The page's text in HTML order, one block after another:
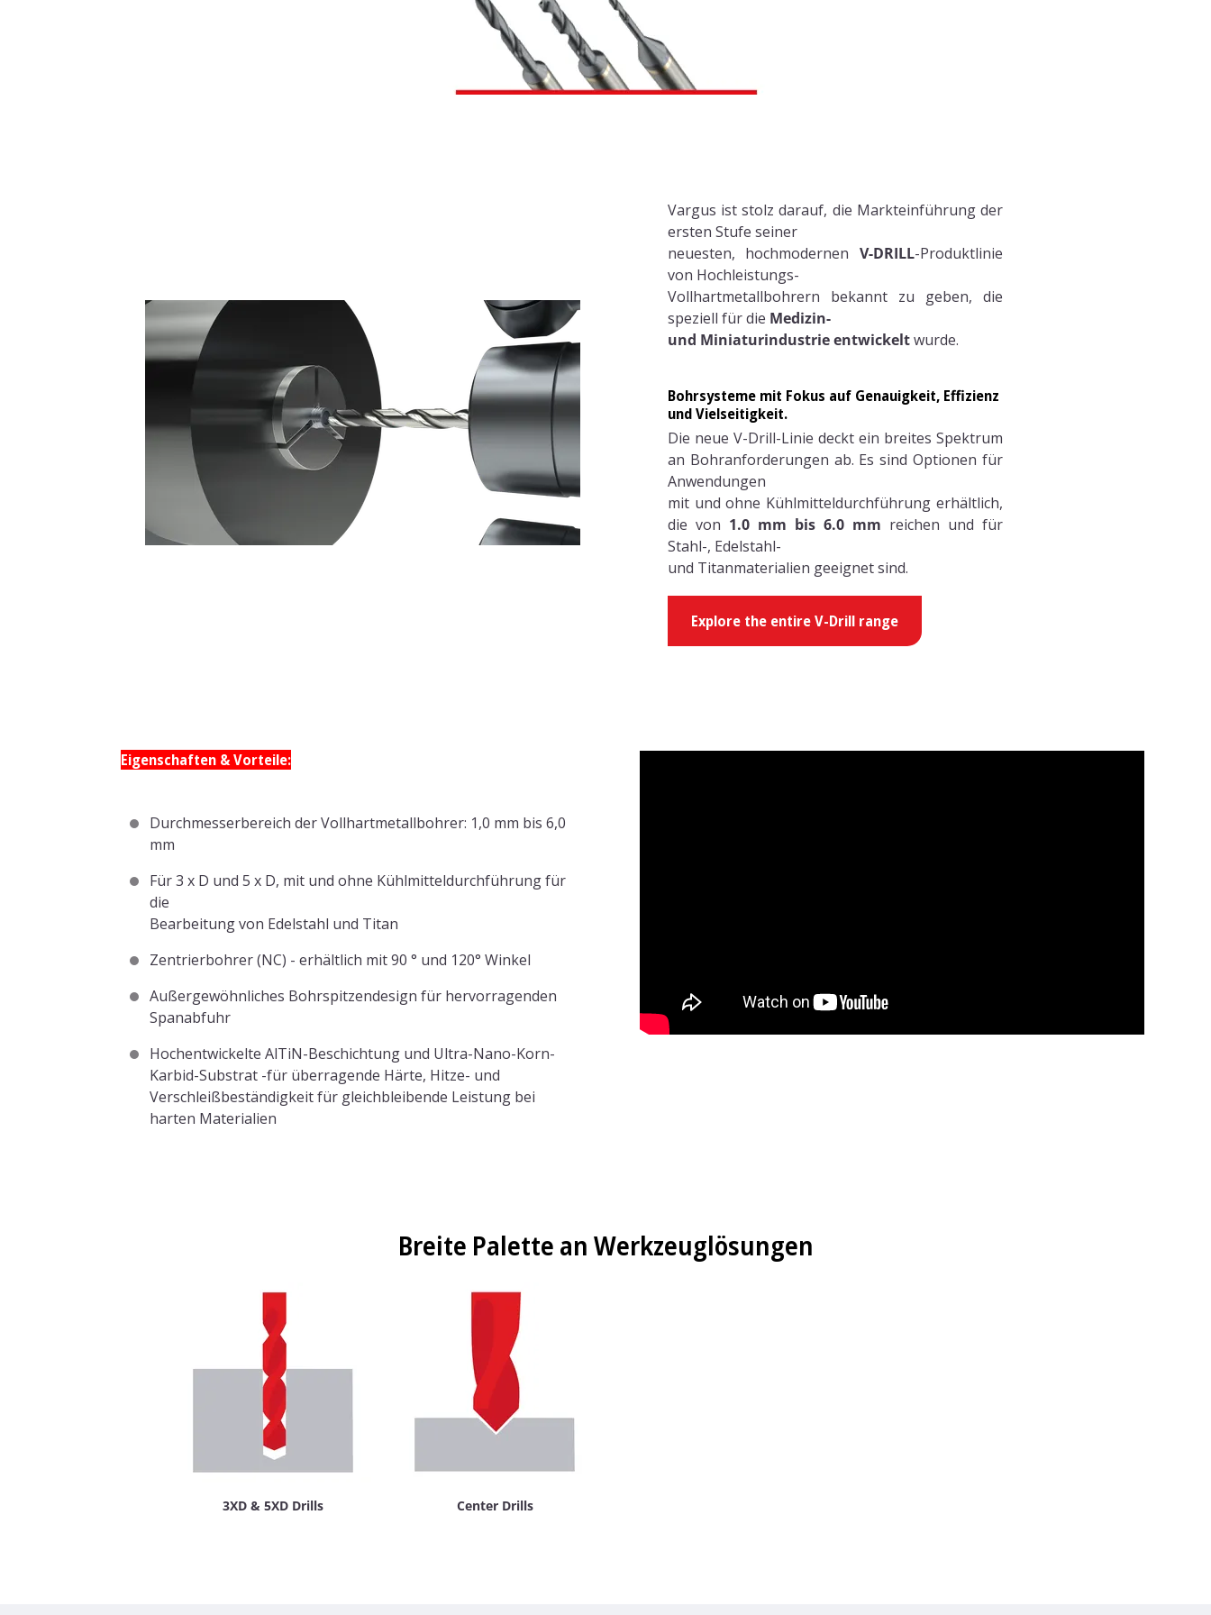
Vargus ist stolz darauf, die Markteinführung der
ersten Stufe seiner
neuesten, hochmodernen V-DRILL-Produktlinie
von Hochleistungs-
Vollhartmetallbohrern bekannt zu geben, die
speziell für die Medizin-
und Miniaturindustrie entwickeltwurde.
Bohrsysteme mit Fokus auf Genauigkeit, Effizienz
und Vielseitigkeit.
Die neue V-Drill-Linie deckt ein breites Spektrum
an Bohranforderungen ab. Es sind Optionen für
Anwendungen
mit und ohne Kühlmitteldurchführung erhältlich,
die von 1.0 mm bis 6.0 mm reichen und für
Stahl-, Edelstahl-
und Titanmaterialien geeignet sind.
Explore the entire V-Drill range
Eigenschaften & Vorteile:
Durchmesserbereich der Vollhartmetallbohrer: 1,0 mm bis 6,0
mm
Für 3 x D und 5 x D, mit und ohne Kühlmitteldurchführung für
die
Bearbeitung von Edelstahl und Titan
Zentrierbohrer (NC) - erhältlich mit 90 ° und 120° Winkel
Außergewöhnliches Bohrspitzendesign für hervorragenden
Spanabfuhr
Hochentwickelte AlTiN-Beschichtung und Ultra-Nano-Korn-
Karbid-Substrat -für überragende Härte, Hitze- und
Verschleißbeständigkeit für gleichbleibende Leistung bei
harten Materialien
Breite Palette an Werkzeuglösungen
3XD & 5XD Drills Center Drills